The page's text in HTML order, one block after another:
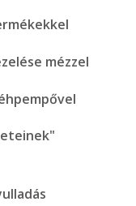
mézzel